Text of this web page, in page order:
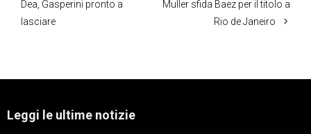
Dea, Gasperini pronto a
lasciare
Muller sfida Baez per il titolo a
Rio de Janeiro
Leggi le ultime notizie